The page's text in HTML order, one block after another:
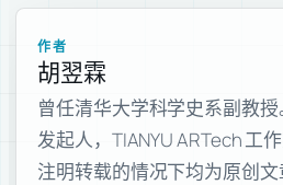
作者
胡翌霖
曾任清华大学科学史系副教授
发起人，TIANYU ARTech 工
注明转载的情况下均为原创